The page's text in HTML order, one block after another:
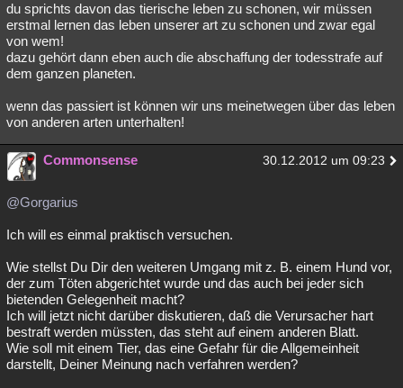
du sprichts davon das tierische leben zu schonen, wir müssen
erstmal lernen das leben unserer art zu schonen und zwar egal
von wem!
dazu gehört dann eben auch die abschaffung der todesstrafe auf
dem ganzen planeten.
wenn das passiert ist können wir uns meinetwegen über das leben
von anderen arten unterhalten!
Commonsense 30.12.2012 um 09:23
@Gorgarius
Ich will es einmal praktisch versuchen.
Wie stellst Du Dir den weiteren Umgang mit z. B. einem Hund vor,
der zum Töten abgerichtet wurde und das auch bei jeder sich
bietenden Gelegenheit macht?
Ich will jetzt nicht darüber diskutieren, daß die Verursacher hart
bestraft werden müssten, das steht auf einem anderen Blatt.
Wie soll mit einem Tier, das eine Gefahr für die Allgemeinheit
darstellt, Deiner Meinung nach verfahren werden?